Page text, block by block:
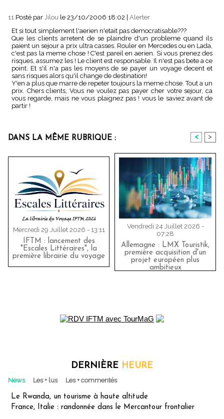
11.Posté par Jilou le 23/10/2006 18:02
Alerter
Et si tout simplement l'aerien n'etait pas democratisable???
Que les clients arretent de se plaindre d'un probleme quand ils
paient un sejour a prix ultra casses. Rouler en Mercedes ou en Lada,
c'est pas la meme chose ! C'est pareil en aerien. Si vous prenez des
risques, assumez les ! Le client est responsable. Il n'est pas bete a ce
point. Et s'il n'a pas les moyens de se payer un voyage decent et
sans risques alors qu'il change de destination!
Y'en a plus que marre de repeter toujours la meme chose. Tout a un
prix. Chers clients, Vous ne voulez pas payer cher votre sejour, ca
vous regarde, mais ne vous plaignez pas ! vous le saviez avant de
partir !
DANS LA MÊME RUBRIQUE : < >
Mercredi 29 Juillet 2026 - 13:11
IFTM : lancement des
"Escales Littéraires", la
première librairie du voyage
Vendredi 24 Juillet 2026 -
07:28
Allemagne : LMX Touristik,
première acquisition d'un
projet européen plus
ambitieux
DERNIÈRE HEURE
News Les + lus Les + commentés
Le Rwanda, un tourisme à haute altitude
France, Italie : randonnée dans le Mercantour frontalier